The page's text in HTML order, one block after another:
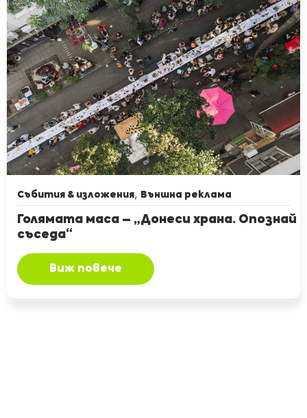
Събития & изложения , Външна реклама
Голямата маса – „Донеси храна. Опознай
съседа“
Виж повече